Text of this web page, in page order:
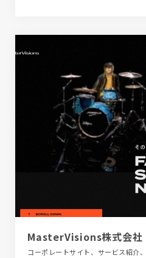
MasterVisions株式会社